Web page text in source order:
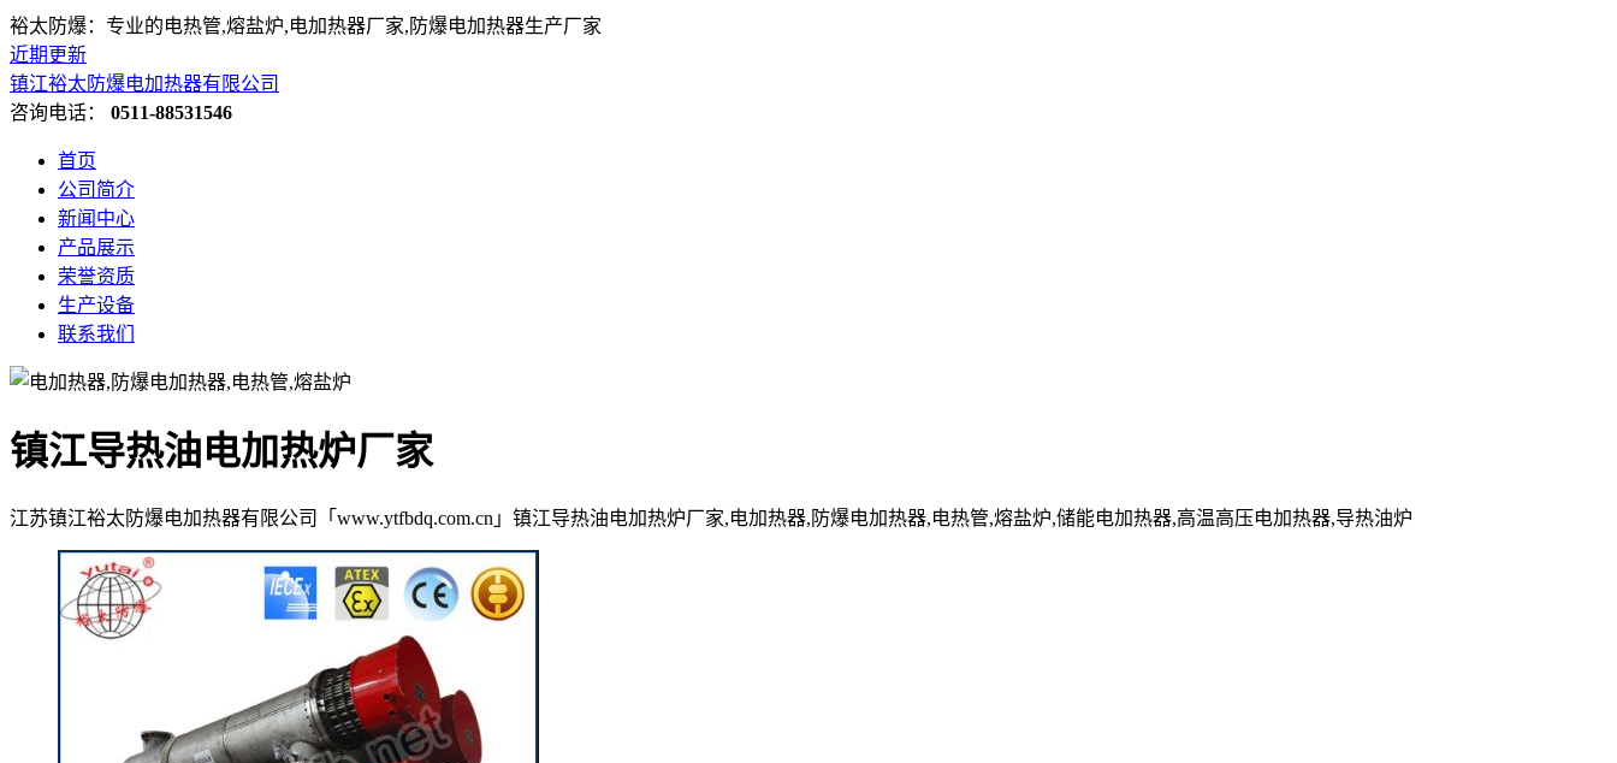
裕太防爆：专业的电热管,熔盐炉,电加热器厂家,防爆电加热器生产厂家
近期更新
镇江裕太防爆电加热器有限公司
咨询电话： 0511-88531546
首页
公司简介
新闻中心
产品展示
荣誉资质
生产设备
联系我们
镇江导热油电加热炉厂家
江苏镇江裕太防爆电加热器有限公司「www.ytfbdq.com.cn」镇江导热油电加热炉厂家,电加热器,防爆电加热器,电热管,熔盐炉,储能电加热器,高温高压电加热器,导热油炉